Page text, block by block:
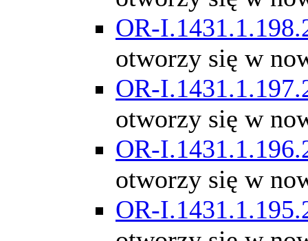
OR-
otworzy się w
OR-
otworzy się w
OR-
otworzy się w
OR-